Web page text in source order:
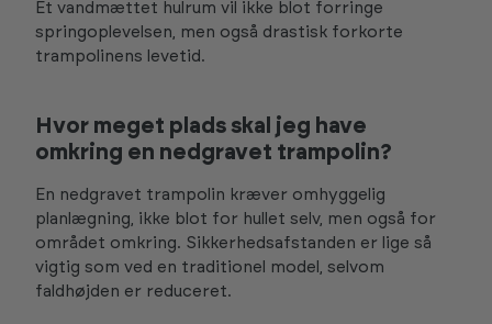
Et vandmættet hulrum vil ikke blot forringe
springoplevelsen, men også drastisk forkorte
trampolinens levetid.
Hvor meget plads skal jeg have
omkring en nedgravet trampolin?
En nedgravet trampolin kræver omhyggelig
planlægning, ikke blot for hullet selv, men også for
området omkring. Sikkerhedsafstanden er lige så
vigtig som ved en traditionel model, selvom
faldhøjden er reduceret.